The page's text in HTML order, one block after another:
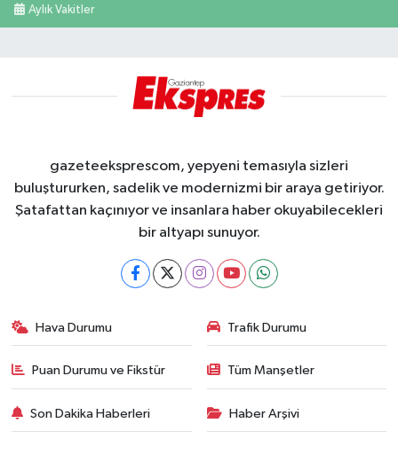
Aylık Vakitler
gazeteeksprescom, yepyeni temasıyla sizleri
buluştururken, sadelik ve modernizmi bir araya getiriyor.
Şatafattan kaçınıyor ve insanlara haber okuyabilecekleri
bir altyapı sunuyor.
Hava Durumu Trafik Durumu
Puan Durumu ve Fikstür Tüm Manşetler
Son Dakika Haberleri Haber Arşivi